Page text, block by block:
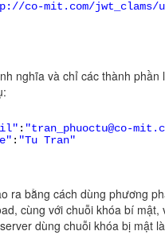
co-mit.com/jwt_clams/
nghĩa và chỉ các thành
: "tran_phuoctu@co-
: "Tu Tran"
ra bằng cách dùng phương
cùng với chuỗi khóa bí
dùng chuỗi khóa bị mật